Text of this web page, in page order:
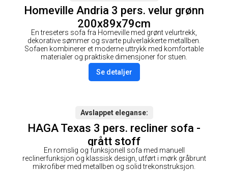
Homeville Andria 3 pers. velur grønn
200x89x79cm
En treseters sofa fra Homeville med grønt velurtrekk,
dekorative sømmer og svarte pulverlakkerte metallben.
Sofaen kombinerer et moderne uttrykk med komfortable
materialer og praktiske dimensjoner for stuen.
Se detaljer
Avslappet eleganse
HAGA Texas 3 pers. recliner sofa -
grått stoff
En romslig og funksjonell sofa med manuell
reclinerfunksjon og klassisk design, utført i mørk gråbrunt
mikrofiber med metallben og solid trekonstruksjon.